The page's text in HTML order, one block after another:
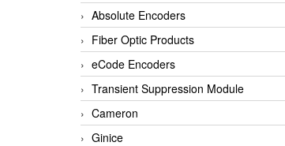
Absolute Encoders
Fiber Optic Products
eCode Encoders
Transient Suppression Module
Cameron
Ginice